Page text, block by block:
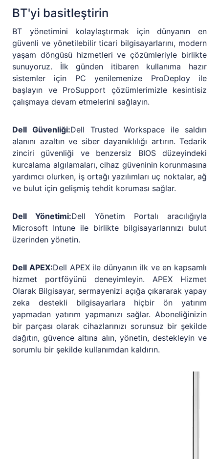
BT'yi basitleştirin
BT yönetimini kolaylaştırmak için dünyanın en
güvenli ve yönetilebilir ticari bilgisayarlarını, modern
yaşam döngüsü hizmetleri ve çözümleriyle birlikte
sunuyoruz. İlk günden itibaren kullanıma hazır
sistemler için PC yenilemenize ProDeploy ile
başlayın ve ProSupport çözümlerimizle kesintisiz
çalışmaya devam etmelerini sağlayın.
Dell Güvenliği:Dell Trusted Workspace ile saldırı
alanını azaltın ve siber dayanıklılığı artırın. Tedarik
zinciri güvenliği ve benzersiz BIOS düzeyindeki
kurcalama algılamaları, cihaz güveninin korunmasına
yardımcı olurken, iş ortağı yazılımları uç noktalar, ağ
ve bulut için gelişmiş tehdit koruması sağlar.
Dell Yönetimi:Dell Yönetim Portalı aracılığıyla
Microsoft Intune ile birlikte bilgisayarlarınızı bulut
üzerinden yönetin.
Dell APEX:Dell APEX ile dünyanın ilk ve en kapsamlı
hizmet portföyünü deneyimleyin. APEX Hizmet
Olarak Bilgisayar, sermayenizi açığa çıkararak yapay
zeka destekli bilgisayarlara hiçbir ön yatırım
yapmadan yatırım yapmanızı sağlar. Aboneliğinizin
bir parçası olarak cihazlarınızı sorunsuz bir şekilde
dağıtın, güvence altına alın, yönetin, destekleyin ve
sorumlu bir şekilde kullanımdan kaldırın.